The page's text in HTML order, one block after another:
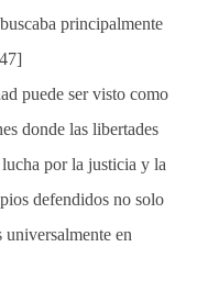
principalmente
puede ser visto como
donde las libertades
lucha por la justicia y la
defendidos no solo
en